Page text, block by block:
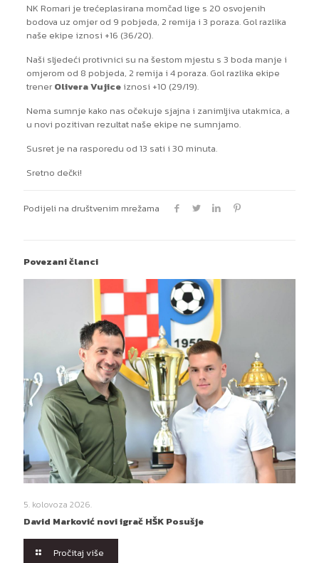
NK Romari je trećeplasirana momčad lige s 20 osvojenih
bodova uz omjer od 9 pobjeda, 2 remija i 3 poraza. Gol razlika
naše ekipe iznosi +16 (36/20).
Naši sljedeći protivnici su na šestom mjestu s 3 boda manje i
omjerom od 8 pobjeda, 2 remija i 4 poraza. Gol razlika ekipe
trener Olivera Vujiceiznosi +10 (29/19).
Nema sumnje kako nas očekuje sjajna i zanimljiva utakmica, a
u novi pozitivan rezultat naše ekipe ne sumnjamo.
Susret je na rasporedu od 13 sati i 30 minuta.
Sretno dečki!
Podijeli na društvenim mrežama
Povezani članci
5. kolovoza 2026.
David Marković novi igrač HŠK Posušje
Pročitaj više